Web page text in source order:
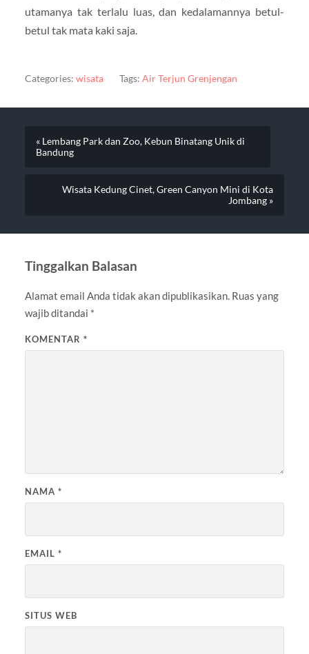
utamanya tak terlalu luas, dan kedalamannya betul-
betul tak mata kaki saja.
Categories: wisata Tags: Air Terjun Grenjengan
« Lembang Park dan Zoo, Kebun Binatang Unik di
Bandung
Wisata Kedung Cinet, Green Canyon Mini di Kota
Jombang »
Tinggalkan Balasan
Alamat email Anda tidak akan dipublikasikan. Ruas yang
wajib ditandai *
KOMENTAR *
NAMA *
EMAIL *
SITUS WEB